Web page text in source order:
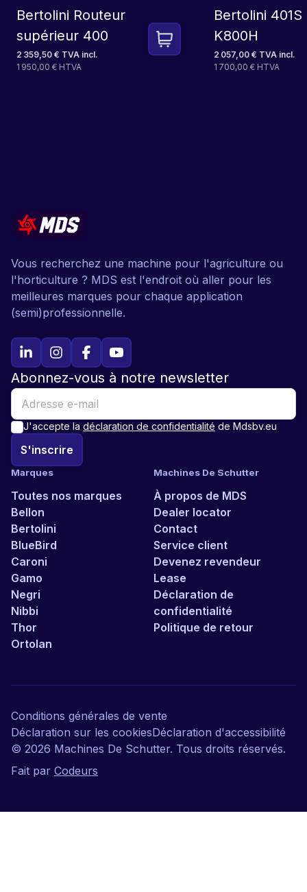
Bertolini Routeur
supérieur 400
2 359,50 € TVA incl.
1 950,00 € HTVA
Bertolini 401S
K800H
2 057,00 € TVA incl.
1 700,00 € HTVA
Vous recherchez une machine pour l'agriculture ou
l'horticulture ? MDS est l'endroit où aller pour les
meilleures marques pour chaque application
(semi)professionnelle.
Marques
Toutes nos marques
Bellon
Bertolini
BlueBird
Caroni
Gamo
Negri
Nibbi
Thor
Ortolan
Machines De Schutter
À propos de MDS
Dealer locator
Contact
Service client
Devenez revendeur
Lease
Déclaration de
confidentialité
Politique de retour
Abonnez-vous à notre newsletter
J'accepte la déclaration de confidentialité de Mdsbv.eu
S'inscrire
© 2026 Machines De Schutter. Tous droits réservés.
Fait par Codeurs
Conditions générales de vente
Déclaration sur les cookiesDéclaration d'accessibilité